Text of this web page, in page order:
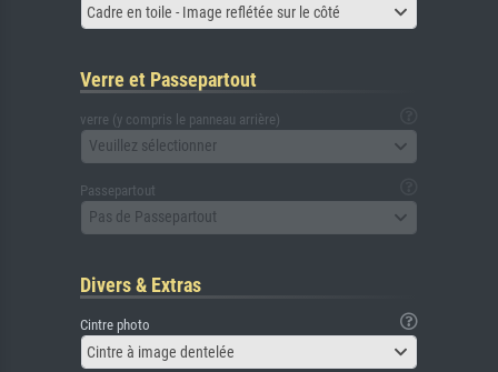
Cadre en toile - Image reflétée sur le côté
Verre et Passepartout
verre (y compris le panneau arrière)
Veuillez sélectionner
Passepartout
Pas de Passepartout
Divers & Extras
Cintre photo
Cintre à image dentelée